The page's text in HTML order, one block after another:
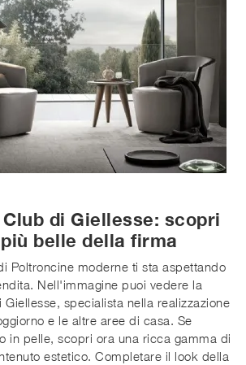
di Giellesse: scopri
belle della firma
Poltroncine moderne ti sta aspettando
Nell'immagine puoi vedere la
specialista nella realizzazione
e le altre aree di casa. Se
in pelle, scopri ora una ricca gamma di
estetico. Completare il look della